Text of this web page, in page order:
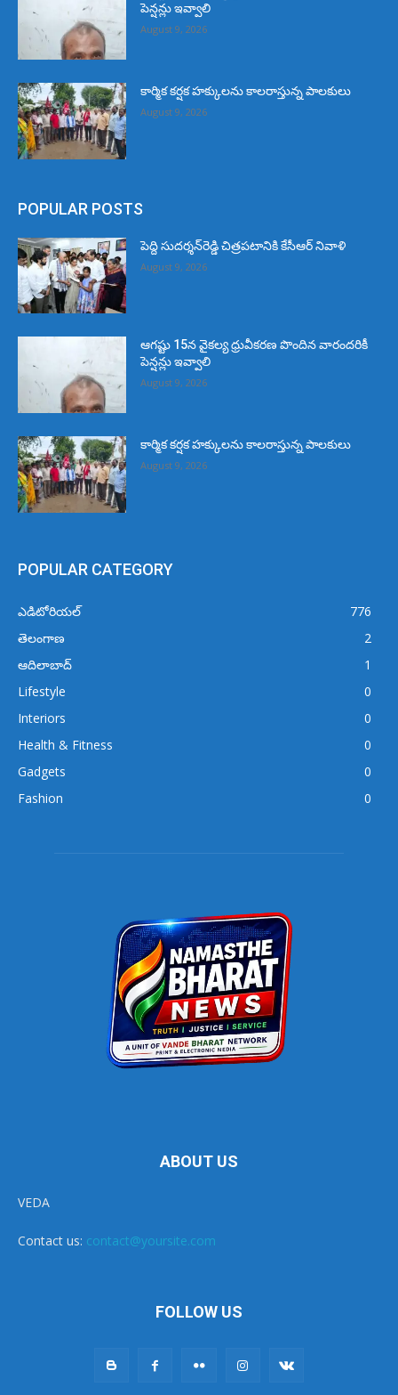
పెన్షన్లు ఇవ్వాలి
August 9, 2026
కార్మిక కర్షక హక్కులను కాలరాస్తున్న పాలకులు
August 9, 2026
POPULAR POSTS
పెద్ది సుదర్శన్‌రెడ్డి చిత్రపటానికి కేసీఆర్‌ నివాళి
August 9, 2026
ఆగష్టు 15న వైకల్య ధ్రువీకరణ పొందిన వారందరికీ
పెన్షన్లు ఇవ్వాలి
August 9, 2026
కార్మిక కర్షక హక్కులను కాలరాస్తున్న పాలకులు
August 9, 2026
POPULAR CATEGORY
ఎడిటోరియల్
776
తెలంగాణ
2
ఆదిలాబాద్
1
Lifestyle
0
Interiors
0
Health & Fitness
0
Gadgets
0
Fashion
0
ABOUT US
VEDA
Contact us: contact@yoursite.com
FOLLOW US